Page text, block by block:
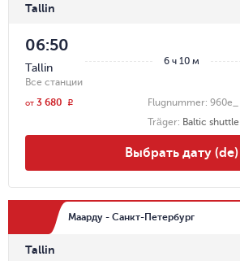
Tallin
6 ч 10 м
06:50
Tallin
Все станции
Flugnummer: 960e_
Träger: Baltic shuttle
от 3 680 r
Выбрать дату (de)
Маарду - Санкт-Петербург
Tallin